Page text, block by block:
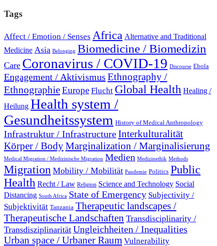
Tags
Affect / Emotion / Senses Africa Alternative and Traditional
Medicine Asia Belonging Biomedicine / Biomedizin
Care Coronavirus / COVID-19 Discourse Ebola
Engagement / Aktivismus Ethnography /
EthnographieEurope Flucht Global Health Healing /
Heilung Health system /
Gesundheitssystem History of Medical Anthropology
Infrastruktur / InfrastructureInterkulturalität
Körper / BodyMarginalization / Marginalisierung
Medical Migration / Medizinische Migration Medien Medizinethik Methods
Migration Mobility / Mobilität Pandemie Politics Public
Health Recht / Law Religion Science and Technology Social
Distancing South Africa State of Emergency Subjectivity /
Subjektivität Tanzania Therapeutic landscapes /
Therapeutische Landschaften Transdisciplinarity /
Transdisziplinarität Ungleichheiten / Inequalities
Urban space / Urbaner Raum Vulnerability